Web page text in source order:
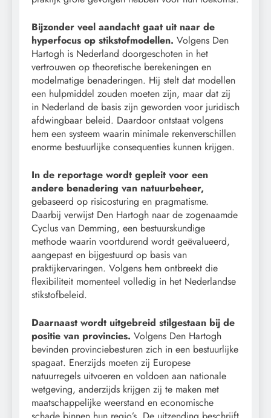
Bijzonder veel aandacht gaat uit naar de
hyperfocus op stikstofmodellen. Volgens Den
Hartogh is Nederland doorgeschoten in het
vertrouwen op theoretische berekeningen en
modelmatige benaderingen. Hij stelt dat modellen
een hulpmiddel zouden moeten zijn, maar dat zij
in Nederland de basis zijn geworden voor juridisch
afdwingbaar beleid. Daardoor ontstaat volgens
hem een systeem waarin minimale rekenverschillen
enorme bestuurlijke consequenties kunnen krijgen.
In de reportage wordt gepleit voor een
andere benadering van natuurbeheer,
gebaseerd op risicosturing en pragmatisme.
Daarbij verwijst Den Hartogh naar de zogenaamde
Cyclus van Demming, een bestuurskundige
methode waarin voortdurend wordt geëvalueerd,
aangepast en bijgestuurd op basis van
praktijkervaringen. Volgens hem ontbreekt die
flexibiliteit momenteel volledig in het Nederlandse
stikstofbeleid.
Daarnaast wordt uitgebreid stilgestaan bij de
positie van provincies. Volgens Den Hartogh
bevinden provinciebesturen zich in een bestuurlijke
spagaat. Enerzijds moeten zij Europese
natuurregels uitvoeren en voldoen aan nationale
wetgeving, anderzijds krijgen zij te maken met
maatschappelijke weerstand en economische